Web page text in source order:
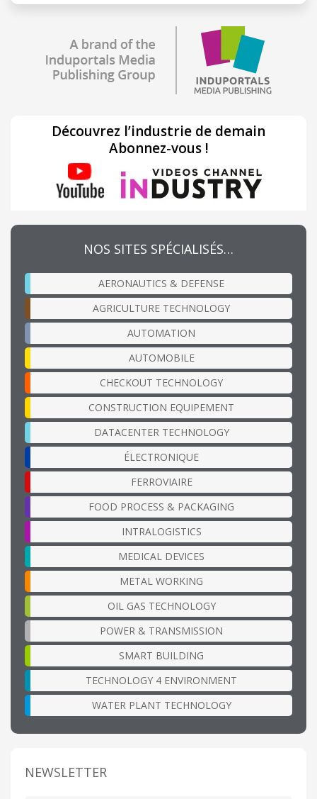
Découvrez l’industrie de demain
Abonnez-vous !
NOS SITES SPÉCIALISÉS…
AERONAUTICS & DEFENSE
AGRICULTURE TECHNOLOGY
AUTOMATION
AUTOMOBILE
CHECKOUT TECHNOLOGY
CONSTRUCTION EQUIPEMENT
DATACENTER TECHNOLOGY
ÉLECTRONIQUE
FERROVIAIRE
FOOD PROCESS & PACKAGING
INTRALOGISTICS
MEDICAL DEVICES
METAL WORKING
OIL GAS TECHNOLOGY
POWER & TRANSMISSION
SMART BUILDING
TECHNOLOGY 4 ENVIRONMENT
WATER PLANT TECHNOLOGY
NEWSLETTER